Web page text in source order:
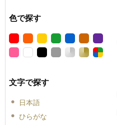
色で探す
文字で探す
日本語
ひらがな